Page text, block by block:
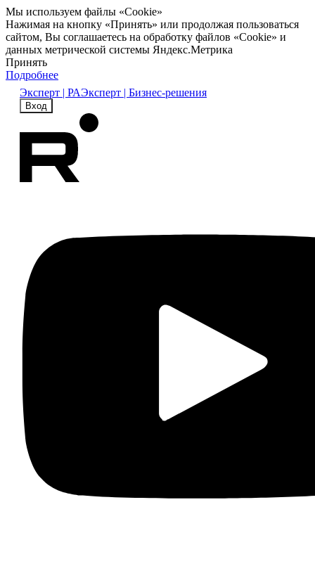
Мы используем файлы «Cookie»
Нажимая на кнопку «Принять» или продолжая пользоваться
сайтом, Вы соглашаетесь на обработку файлов «Cookie» и
данных метрической системы Яндекс.Метрика
Принять
Подробнее
Эксперт | РАЭксперт | Бизнес-решения
Вход